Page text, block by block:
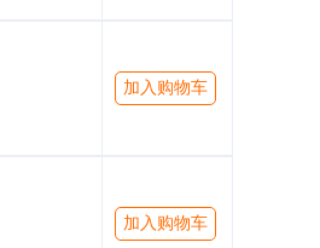
加入购物车
加入购物车